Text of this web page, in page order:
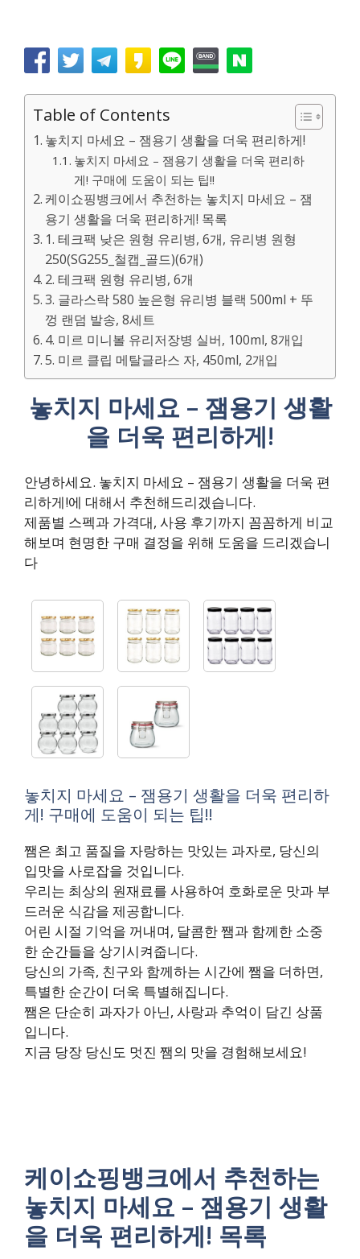
Table of Contents
놓치지 마세요 – 잼용기 생활을 더욱 편리하게!
놓치지 마세요 – 잼용기 생활을 더욱 편리하
게! 구매에 도움이 되는 팁!!
케이쇼핑뱅크에서 추천하는 놓치지 마세요 – 잼
용기 생활을 더욱 편리하게! 목록
1. 테크팩 낮은 원형 유리병, 6개, 유리병 원형
250(SG255_철캡_골드)(6개)
2. 테크팩 원형 유리병, 6개
3. 글라스락 580 높은형 유리병 블랙 500ml + 뚜
껑 랜덤 발송, 8세트
4. 미르 미니볼 유리저장병 실버, 100ml, 8개입
5. 미르 클립 메탈글라스 자, 450ml, 2개입
놓치지 마세요 – 잼용기 생활
을 더욱 편리하게!
안녕하세요. 놓치지 마세요 – 잼용기 생활을 더욱 편
리하게!에 대해서 추천해드리겠습니다.
제품별 스펙과 가격대, 사용 후기까지 꼼꼼하게 비교
해보며 현명한 구매 결정을 위해 도움을 드리겠습니
다
놓치지 마세요 – 잼용기 생활을 더욱 편리하
게! 구매에 도움이 되는 팁!!
쨈은 최고 품질을 자랑하는 맛있는 과자로, 당신의
입맛을 사로잡을 것입니다.
우리는 최상의 원재료를 사용하여 호화로운 맛과 부
드러운 식감을 제공합니다.
어린 시절 기억을 꺼내며, 달콤한 쨈과 함께한 소중
한 순간들을 상기시켜줍니다.
당신의 가족, 친구와 함께하는 시간에 쨈을 더하면,
특별한 순간이 더욱 특별해집니다.
쨈은 단순히 과자가 아닌, 사랑과 추억이 담긴 상품
입니다.
지금 당장 당신도 멋진 쨈의 맛을 경험해보세요!
케이쇼핑뱅크에서 추천하는
놓치지 마세요 – 잼용기 생활
을 더욱 편리하게! 목록